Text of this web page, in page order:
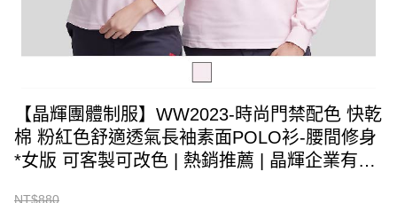
【晶輝團體制服】WW2023-時尚門禁配色 快乾
棉 粉紅色舒適透氣長袖素面POLO衫-腰間修身
*女版 可客製可改色 | 熱銷推薦 | 晶輝企業有限
NT$880